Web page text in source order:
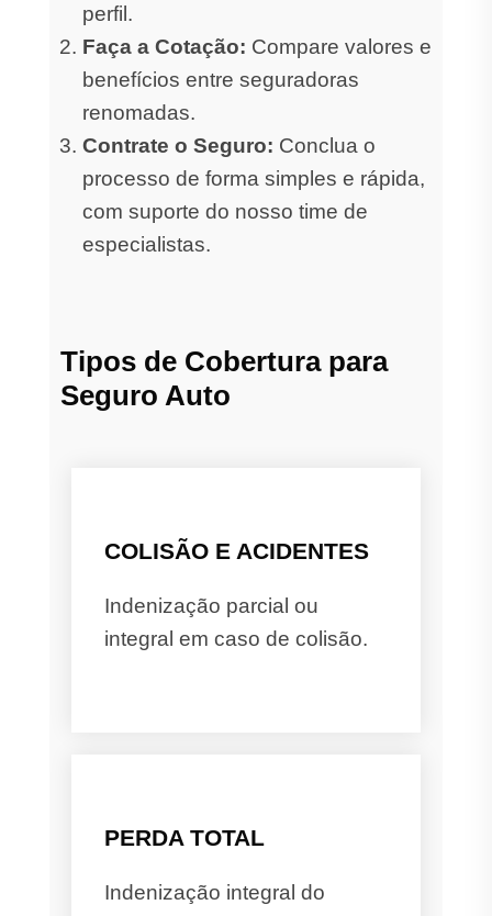
perfil.
Faça a Cotação: Compare valores e
benefícios entre seguradoras
renomadas.
Contrate o Seguro: Conclua o
processo de forma simples e rápida,
com suporte do nosso time de
especialistas.
Tipos de Cobertura para
Seguro Auto
COLISÃO E ACIDENTES
Indenização parcial ou
integral em caso de colisão.
PERDA TOTAL
Indenização integral do